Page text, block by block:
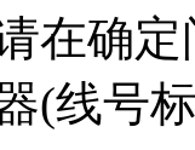
在确
(线号